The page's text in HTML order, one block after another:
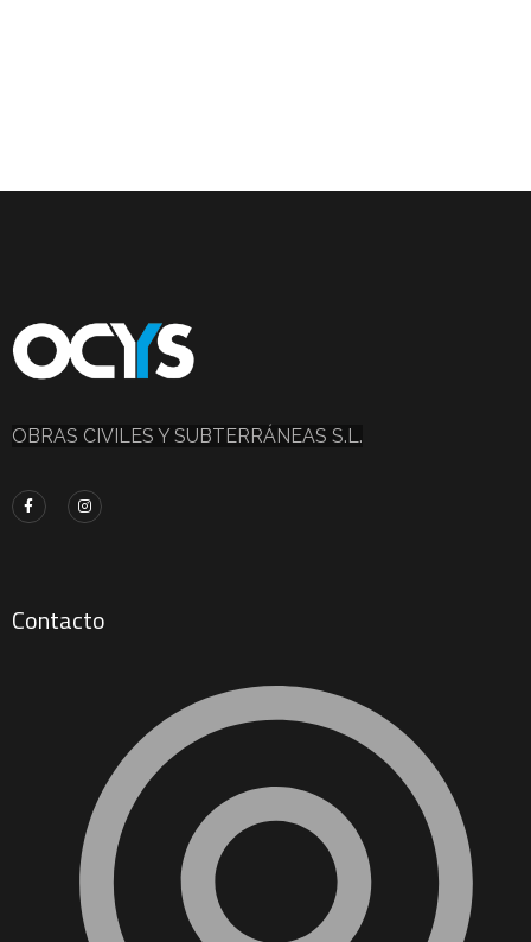
OBRAS CIVILES Y SUBTERRÁNEAS S.L.
Contacto